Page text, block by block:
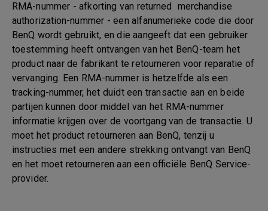
RMA-nummer - afkorting van returned merchandise
authorization-nummer - een alfanumerieke code die door
BenQ wordt gebruikt, en die aangeeft dat een gebruiker
toestemming heeft ontvangen van het BenQ-team het
product naar de fabrikant te retourneren voor reparatie of
vervanging. Een RMA-nummer is hetzelfde als een
tracking-nummer, het duidt een transactie aan en beide
partijen kunnen door middel van het RMA-nummer
informatie krijgen over de voortgang van de transactie. U
moet het product retourneren aan BenQ, tenzij u
instructies met een andere strekking ontvangt van BenQ
en het moet retourneren aan een officiële BenQ Service-
provider.